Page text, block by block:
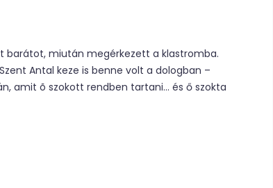
barátot, miután megérkezett a klastromba.
Antal keze is benne volt a dologban –
amit õ szokott rendben tartani… és ő szokta